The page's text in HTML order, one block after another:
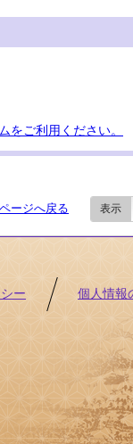
をご利用ください。
ージへ戻る 表示
ー 個人情報